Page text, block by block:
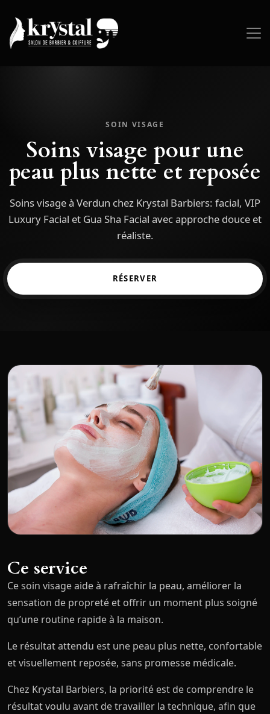
SOIN VISAGE
Soins visage pour une
peau plus nette et reposée
Soins visage à Verdun chez Krystal Barbiers: facial, VIP
Luxury Facial et Gua Sha Facial avec approche douce et
réaliste.
RÉSERVER
Ce service
Ce soin visage aide à rafraîchir la peau, améliorer la
sensation de propreté et offrir un moment plus soigné
qu’une routine rapide à la maison.
Le résultat attendu est une peau plus nette, confortable
et visuellement reposée, sans promesse médicale.
Chez Krystal Barbiers, la priorité est de comprendre le
résultat voulu avant de travailler la technique, afin que